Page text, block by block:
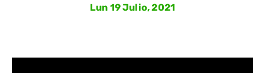
Lun 19 Julio, 2021